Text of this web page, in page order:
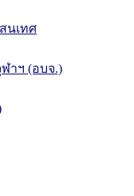
นเทศ
าฯ (อบจ.)